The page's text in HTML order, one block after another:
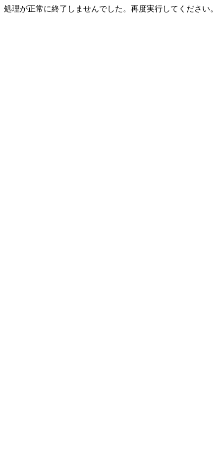
処理が正常に終了しませんでした。再度実行してください。